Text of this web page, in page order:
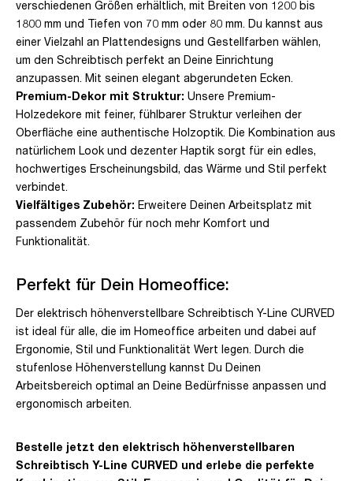
verschiedenen Größen erhältlich, mit Breiten von 1200 bis
1800 mm und Tiefen von 70 mm oder 80 mm. Du kannst aus
einer Vielzahl an Plattendesigns und Gestellfarben wählen,
um den Schreibtisch perfekt an Deine Einrichtung
anzupassen. Mit seinen elegant abgerundeten Ecken.
Premium-Dekor mit Struktur: Unsere Premium-
Holzedekore mit feiner, fühlbarer Struktur verleihen der
Oberfläche eine authentische Holzoptik. Die Kombination aus
natürlichem Look und dezenter Haptik sorgt für ein edles,
hochwertiges Erscheinungsbild, das Wärme und Stil perfekt
verbindet.
Vielfältiges Zubehör: Erweitere Deinen Arbeitsplatz mit
passendem Zubehör für noch mehr Komfort und
Funktionalität.
Perfekt für Dein Homeoffice:
Der elektrisch höhenverstellbare Schreibtisch Y-Line CURVED
ist ideal für alle, die im Homeoffice arbeiten und dabei auf
Ergonomie, Stil und Funktionalität Wert legen. Durch die
stufenlose Höhenverstellung kannst Du Deinen
Arbeitsbereich optimal an Deine Bedürfnisse anpassen und
ergonomisch arbeiten.
Bestelle jetzt den elektrisch höhenverstellbaren
Schreibtisch Y-Line CURVED und erlebe die perfekte